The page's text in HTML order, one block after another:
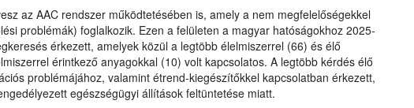
az AAC rendszer működtetésében is, amely a nem megfelelőségekkel
problémák) foglalkozik. Ezen a felületen a magyar hatóságokhoz 2025-
érkezett, amelyek közül a legtöbb élelmiszerrel (66) és élő
érintkező anyagokkal (10) volt kapcsolatos. A legtöbb kérdés élő
problémájához, valamint étrend-kiegészítőkkel kapcsolatban érkezett,
egészségügyi állítások feltüntetése miatt.